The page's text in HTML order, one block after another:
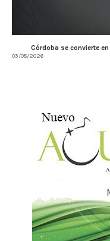
Córdoba se convierte
03/08/2026